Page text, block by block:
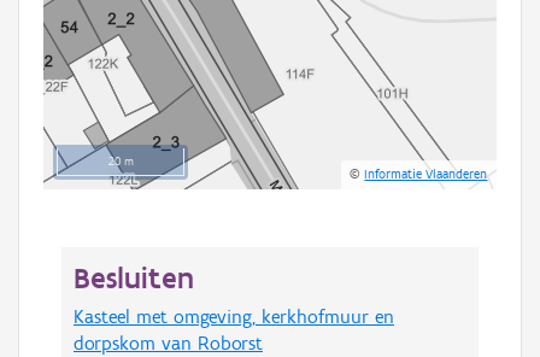
20 m
©Informatie Vlaanderen
Besluiten
Kasteel met omgeving, kerkhofmuur en
dorpskom van Roborst